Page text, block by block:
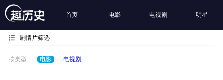
首页 电影 电视剧 明星
剧情片筛选
按类型 电影 电视剧